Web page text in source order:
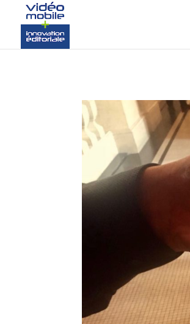
google-site-verification: